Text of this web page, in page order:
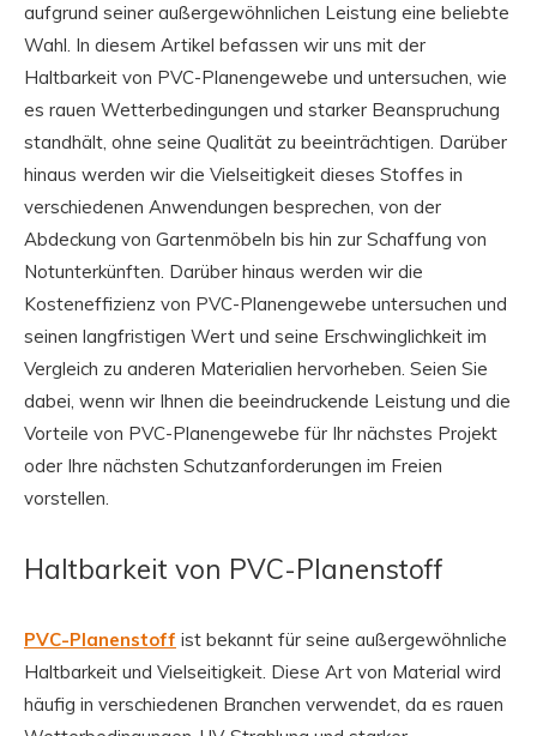
aufgrund seiner außergewöhnlichen Leistung eine beliebte
Wahl. In diesem Artikel befassen wir uns mit der
Haltbarkeit von PVC-Planengewebe und untersuchen, wie
es rauen Wetterbedingungen und starker Beanspruchung
standhält, ohne seine Qualität zu beeinträchtigen. Darüber
hinaus werden wir die Vielseitigkeit dieses Stoffes in
verschiedenen Anwendungen besprechen, von der
Abdeckung von Gartenmöbeln bis hin zur Schaffung von
Notunterkünften. Darüber hinaus werden wir die
Kosteneffizienz von PVC-Planengewebe untersuchen und
seinen langfristigen Wert und seine Erschwinglichkeit im
Vergleich zu anderen Materialien hervorheben. Seien Sie
dabei, wenn wir Ihnen die beeindruckende Leistung und die
Vorteile von PVC-Planengewebe für Ihr nächstes Projekt
oder Ihre nächsten Schutzanforderungen im Freien
vorstellen.
Haltbarkeit von PVC-Planenstoff
PVC-Planenstoff ist bekannt für seine außergewöhnliche
Haltbarkeit und Vielseitigkeit. Diese Art von Material wird
häufig in verschiedenen Branchen verwendet, da es rauen